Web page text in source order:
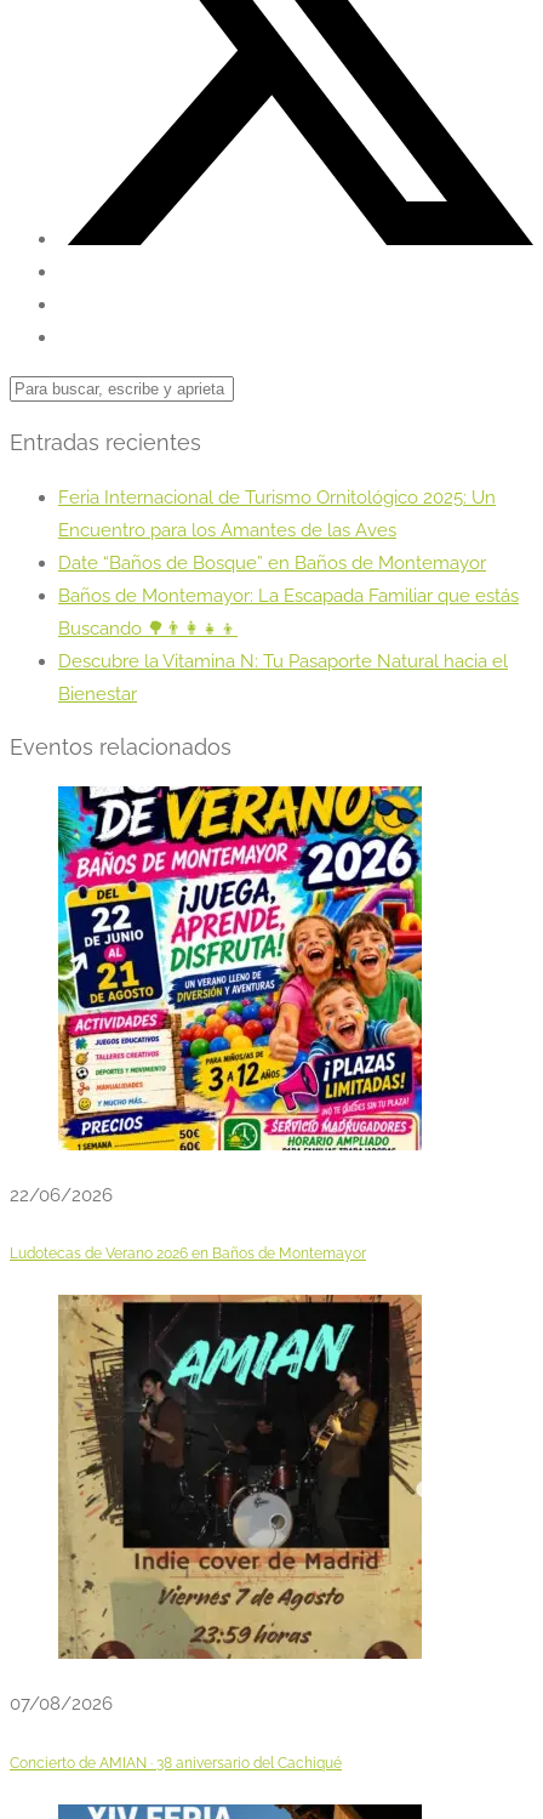
Entradas recientes
Feria Internacional de Turismo Ornitológico 2025: Un
Encuentro para los Amantes de las Aves
Date “Baños de Bosque” en Baños de Montemayor
Baños de Montemayor: La Escapada Familiar que estás
Buscando 🌳👨‍👩‍👧‍👦
Descubre la Vitamina N: Tu Pasaporte Natural hacia el
Bienestar
Eventos relacionados
22/06/2026
Ludotecas de Verano 2026 en Baños de Montemayor
07/08/2026
Concierto de AMIAN · 38 aniversario del Cachiqué